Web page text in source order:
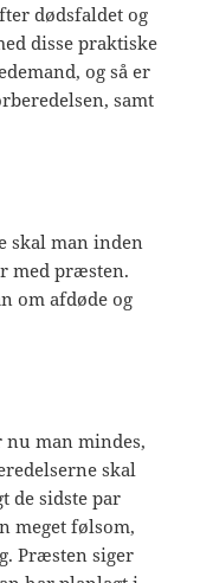
dødsfaldet og
disse praktiske
og så er
samt
skal man inden
med præsten.
om afdøde og
man mindes,
skal
de sidste par
meget følsom,
Præsten siger